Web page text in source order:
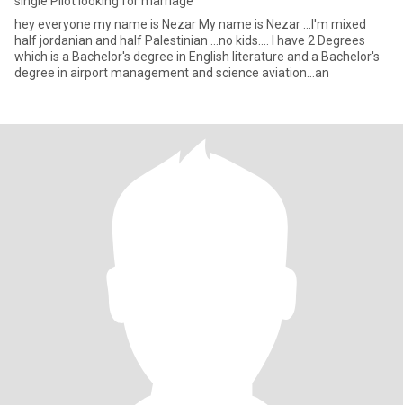
hey everyone my name is Nezar My name is Nezar ...I'm mixed
half jordanian and half Palestinian ...no kids.... I have 2 Degrees
which is a Bachelor's degree in English literature and a Bachelor's
degree in airport management and science aviation...an